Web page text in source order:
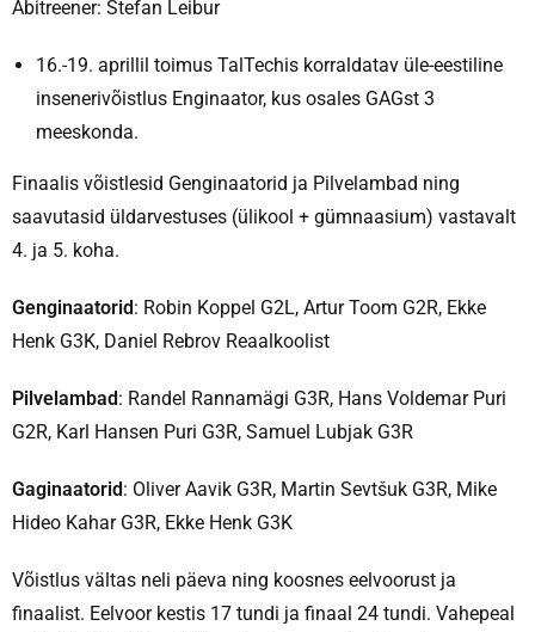
Abitreener: Stefan Leibur
16.-19. aprillil toimus TalTechis korraldatav üle-eestiline
insenerivõistlus Enginaator, kus osales GAGst 3
meeskonda.
Finaalis võistlesid Genginaatorid ja Pilvelambad ning
saavutasid üldarvestuses (ülikool + gümnaasium) vastavalt
4. ja 5. koha.
Genginaatorid: Robin Koppel G2L, Artur Toom G2R, Ekke
Henk G3K, Daniel Rebrov Reaalkoolist
Pilvelambad: Randel Rannamägi G3R, Hans Voldemar Puri
G2R, Karl Hansen Puri G3R, Samuel Lubjak G3R
Gaginaatorid: Oliver Aavik G3R, Martin Sevtšuk G3R, Mike
Hideo Kahar G3R, Ekke Henk G3K
Võistlus vältas neli päeva ning koosnes eelvoorust ja
finaalist. Eelvoor kestis 17 tundi ja finaal 24 tundi. Vahepeal